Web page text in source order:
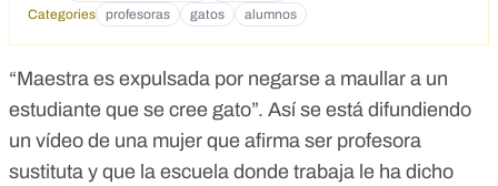
Categories
profesoras gatos alumnos
“Maestra es expulsada por negarse a maullar a un
estudiante que se cree gato”. Asíse está difundiendo
un vídeo de una mujer que afirma ser profesora
sustituta y que la escuela donde trabaja le ha dicho